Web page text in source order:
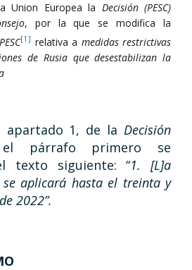
Union Europea la Decisión (PESC)
, por la que se modifica la
[1] relativa a medidas restrictivas
de Rusia que desestabilizan la
apartado 1, de la Decisión
párrafo primero se
texto siguiente: “1.[L]a
aplicará hasta el treinta y
2022”.